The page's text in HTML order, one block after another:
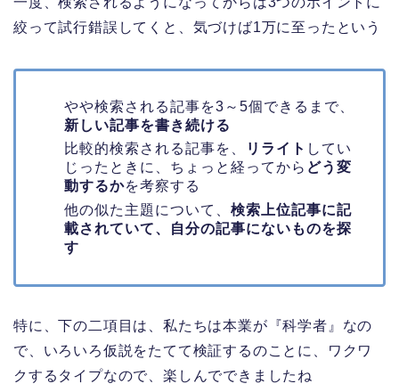
絞って試行錯誤してくと、気づけば1万に至ったという
やや検索される記事を3～5個できるまで、
新しい記事を書き続ける
比較的検索される記事を、
リライト してい
じったときに、ちょっと経ってから どう変
動するかを考察する
他の似た主題について、 検索上位記事に記
載されていて、自分の記事にないものを探
す
特に、下の二項目は、私たちは本業が『科学者』なの
で、いろいろ仮説をたてて検証するのことに、ワクワ
クするタイプなので、楽しんでできましたね